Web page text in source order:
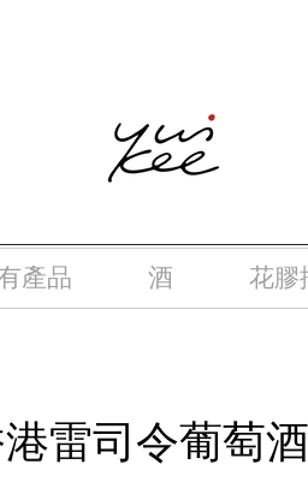
產品 酒 花膠
雷司令葡萄